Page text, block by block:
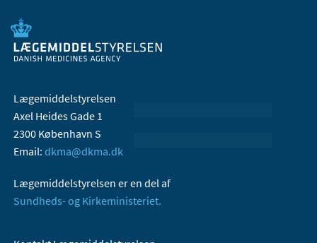
Lægemiddelstyrelsen
Axel Heides Gade 1
2300 København S
Email: dkma@dkma.dk
Lægemiddelstyrelsen er en del af
Sundheds- og Kirkeministeriet.